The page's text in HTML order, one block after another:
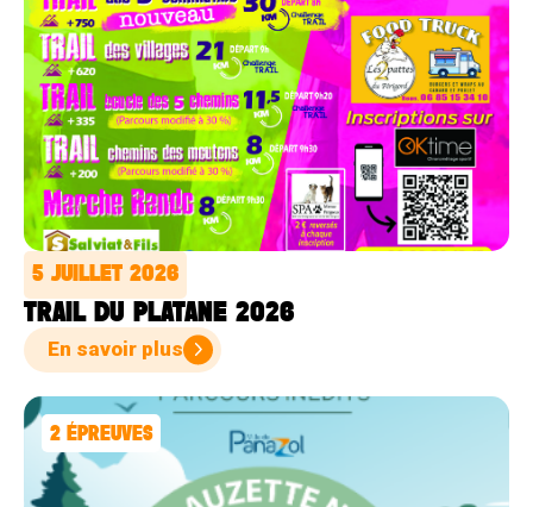
5 JUILLET 2026
TRAIL DU PLATANE 2026
En savoir plus
2 ÉPREUVES